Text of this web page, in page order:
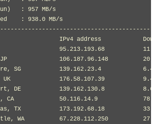
: 957 MB/s
: 938.0 MB/s
IPv4 address
95.213.193.68
JP               106.187.96.148
SG           139.162.23.4
UK              176.58.107.39
DE           139.162.130.8
CA             50.116.14.9
TX           173.192.68.18
WA          67.228.112.250